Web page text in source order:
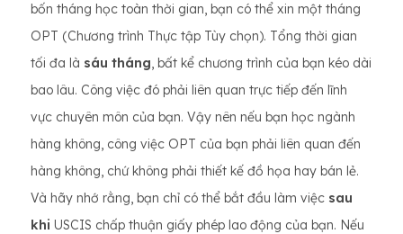
bốn tháng học toàn thời gian, bạn có thể xin một tháng
OPT (Chương trình Thực tập Tùy chọn). Tổng thời gian
tối đa là sáu tháng, bất kể chương trình của bạn kéo dài
bao lâu. Công việc đó phải liên quan trực tiếp đến lĩnh
vực chuyên môn của bạn. Vậy nên nếu bạn học ngành
hàng không, công việc OPT của bạn phải liên quan đến
hàng không, chứ không phải thiết kế đồ họa hay bán lẻ.
Và hãy nhớ rằng, bạn chỉ có thể bắt đầu làm việc sau
khi USCIS chấp thuận giấy phép lao động của bạn. Nếu